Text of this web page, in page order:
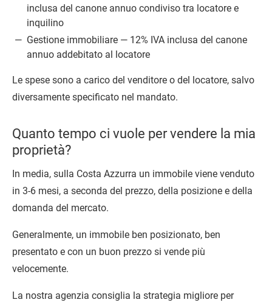
inclusa del canone annuo condiviso tra locatore e
inquilino
Gestione immobiliare — 12% IVA inclusa del canone
annuo addebitato al locatore
Le spese sono a carico del venditore o del locatore, salvo
diversamente specificato nel mandato.
Quanto tempo ci vuole per vendere la mia
proprietà?
In media, sulla Costa Azzurra un immobile viene venduto
in 3-6 mesi, a seconda del prezzo, della posizione e della
domanda del mercato.
Generalmente, un immobile ben posizionato, ben
presentato e con un buon prezzo si vende più
velocemente.
La nostra agenzia consiglia la strategia migliore per